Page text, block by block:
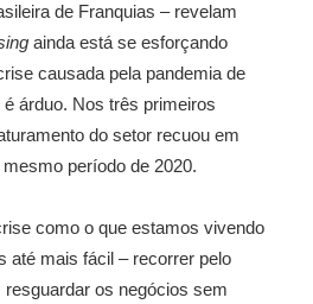
de Franquias – revelam
ainda está se esforçando
causada pela pandemia de
árduo. Nos três primeiros
do setor recuou em
período de 2020.
como o que estamos vivendo
até mais fácil – recorrer pelo
os negócios sem